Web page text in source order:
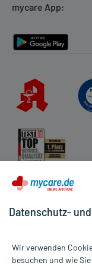
Rückgabe/Widerruf
mycare App:
Datenschutz-
Wir verwenden
besuchen und wie